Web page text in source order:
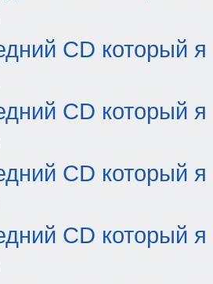
CD который я
CD который я
CD который я
CD который я